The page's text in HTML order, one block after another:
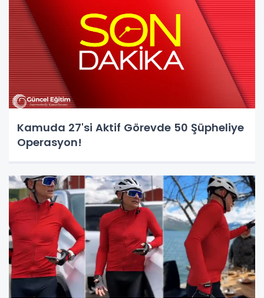
Kamuda 27'si Aktif Görevde 50 Şüpheliye
Operasyon!